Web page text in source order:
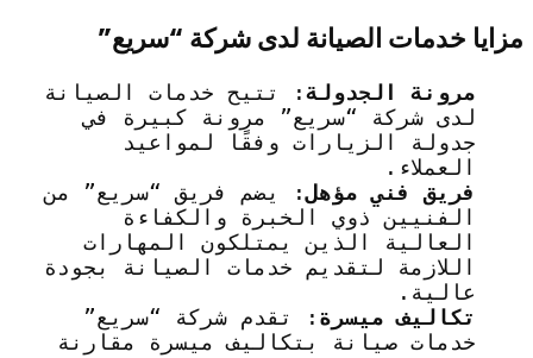
مزايا خدمات الصيانة لدى شركة “سريع”
مرونة الجدولة: تتيح خدمات الصيانة
لدى شركة “سريع” مرونة كبيرة في
جدولة الزيارات وفقًا لمواعيد
العملاء.
فريق فني مؤهل: يضم فريق “سريع” من
الفنيين ذوي الخبرة والكفاءة
العالية الذين يمتلكون المهارات
اللازمة لتقديم خدمات الصيانة بجودة
عالية.
تكاليف ميسرة : تقدم شركة “سريع”
خدمات صيانة بتكاليف ميسرة مقارنة